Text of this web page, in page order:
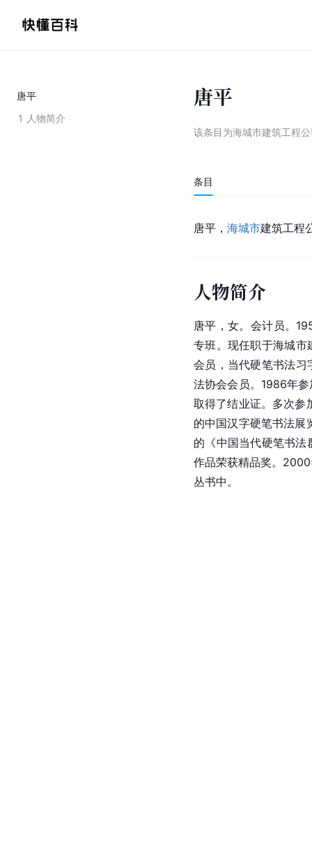
唐平
1 人物简介
唐平
该条目为海城市建筑工程
条目
唐平， 海城市建筑工程
人物简介
唐平，女。会计员。
专班。现任职于海城市
会员，当代硬笔书法习
法协会会员。1986年
取得了结业证。多次参
的中国汉字硬笔书法展
的《中国当代硬笔书法
作品荣获精品奖。
丛书中。